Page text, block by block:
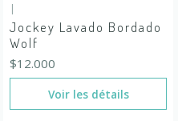
|
Jockey Lavado Bordado
Wolf
$12.000
Voir les détails